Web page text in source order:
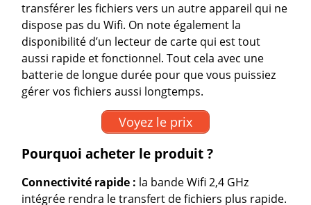
transférer les fichiers vers un autre appareil qui ne
dispose pas du Wifi. On note également la
disponibilité d’un lecteur de carte qui est tout
aussi rapide et fonctionnel. Tout cela avec une
batterie de longue durée pour que vous puissiez
gérer vos fichiers aussi longtemps.
Voyez le prix
Pourquoi acheter le produit ?
Connectivité rapide : la bande Wifi 2,4 GHz
intégrée rendra le transfert de fichiers plus rapide.